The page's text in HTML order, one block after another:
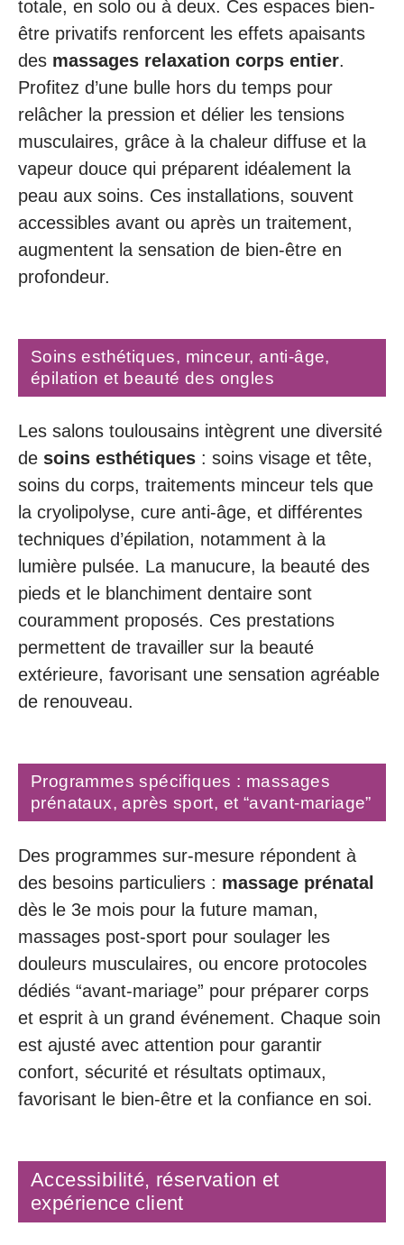
totale, en solo ou à deux. Ces espaces bien-
être privatifs renforcent les effets apaisants
des massages relaxation corps entier.
Profitez d’une bulle hors du temps pour
relâcher la pression et délier les tensions
musculaires, grâce à la chaleur diffuse et la
vapeur douce qui préparent idéalement la
peau aux soins. Ces installations, souvent
accessibles avant ou après un traitement,
augmentent la sensation de bien-être en
profondeur.
Soins esthétiques, minceur, anti-âge,
épilation et beauté des ongles
Les salons toulousains intègrent une diversité
de soins esthétiques : soins visage et tête,
soins du corps, traitements minceur tels que
la cryolipolyse, cure anti-âge, et différentes
techniques d’épilation, notamment à la
lumière pulsée. La manucure, la beauté des
pieds et le blanchiment dentaire sont
couramment proposés. Ces prestations
permettent de travailler sur la beauté
extérieure, favorisant une sensation agréable
de renouveau.
Programmes spécifiques : massages
prénataux, après sport, et “avant-mariage”
Des programmes sur-mesure répondent à
des besoins particuliers : massage prénatal
dès le 3e mois pour la future maman,
massages post-sport pour soulager les
douleurs musculaires, ou encore protocoles
dédiés “avant-mariage” pour préparer corps
et esprit à un grand événement. Chaque soin
est ajusté avec attention pour garantir
confort, sécurité et résultats optimaux,
favorisant le bien-être et la confiance en soi.
Accessibilité, réservation et
expérience client